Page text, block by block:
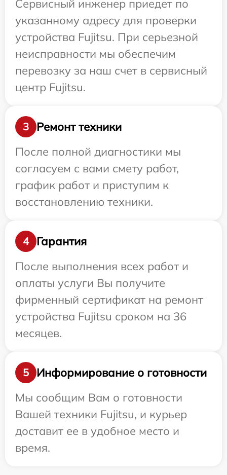
Сервисный инженер приедет по
указанному адресу для проверки
устройства Fujitsu. При серьезной
неисправности мы обеспечим
перевозку за наш счет в сервисный
центр Fujitsu.
3
Ремонт техники
После полной диагностики мы
согласуем с вами смету работ,
график работ и приступим к
восстановлению техники.
4
Гарантия
После выполнения всех работ и
оплаты услуги Вы получите
фирменный сертификат на ремонт
устройства Fujitsu сроком на 36
месяцев.
5
Информирование о готовности
Мы сообщим Вам о готовности
Вашей техники Fujitsu, и курьер
доставит ее в удобное место и
время.